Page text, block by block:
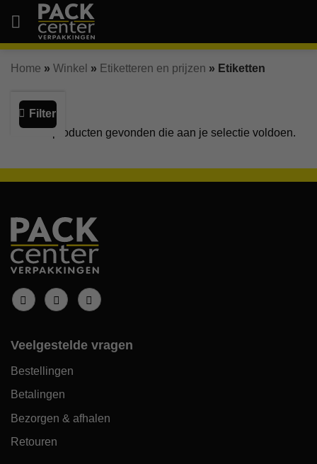
naar
inhoud
Home » Winkel » Etiketteren en prijzen » Etiketten
Filter
Geen producten gevonden die aan je selectie voldoen.
Veelgestelde vragen
Bestellingen
Betalingen
Bezorgen & afhalen
Retouren